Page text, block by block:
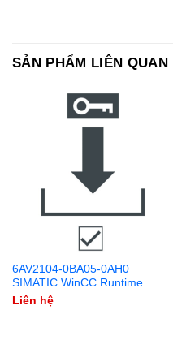
SẢN PHẨM LIÊN QUAN
6AV2104-0BA05-0AH0
SIMATIC WinCC Runtime
Advanced 128 PowerTags
V15.1 Download
Liên hệ